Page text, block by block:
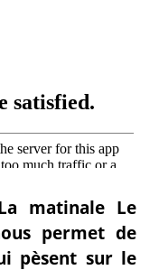
matinale Le
permet de
pèsent sur le